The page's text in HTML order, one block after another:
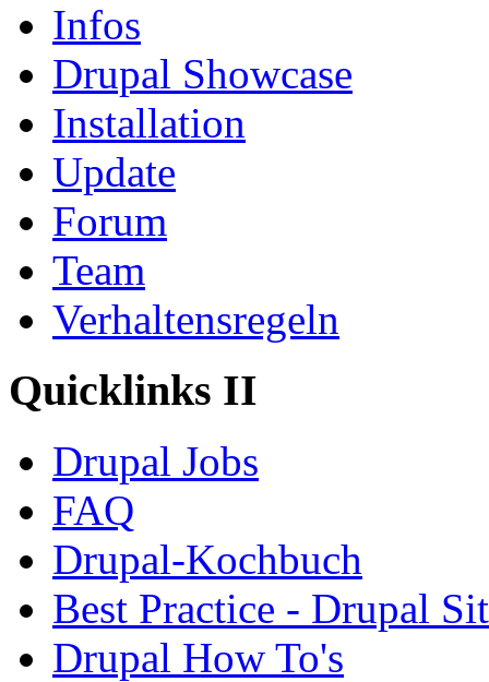
Infos
Drupal Showcase
Installation
Update
Forum
Team
Verhaltensregeln
Quicklinks II
Drupal Jobs
FAQ
Drupal-Kochbuch
Best Practice - Drupal
Drupal How To's